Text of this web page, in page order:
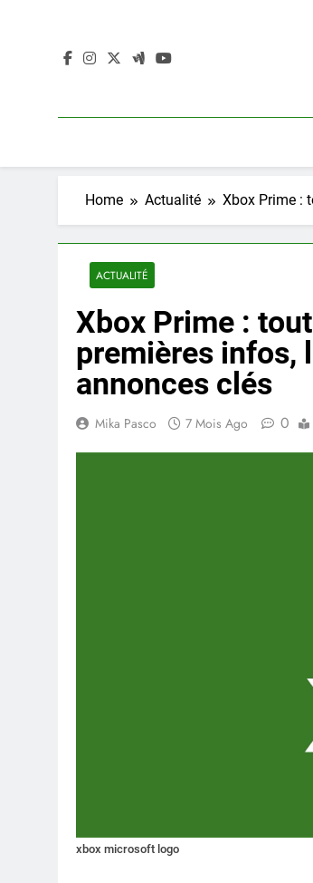
Home Actualité Xbox Prime :
ACTUALITÉ
Xbox Prime :
premières infos,
annonces clés
Mika Pasco 7 Mois Ago 0
xbox microsoft logo